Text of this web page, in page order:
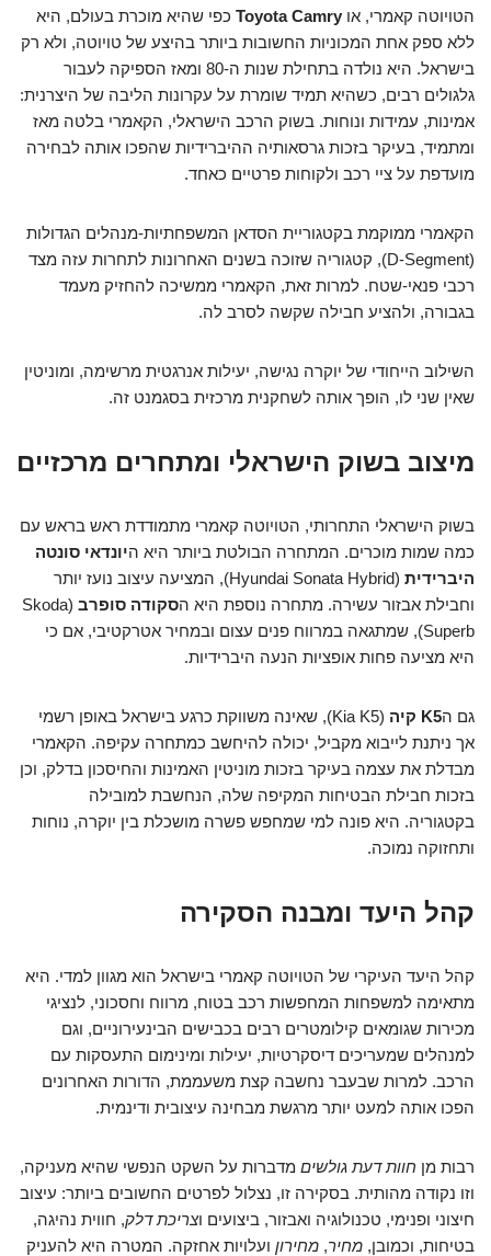
הטויוטה קאמרי, או Toyota Camry כפי שהיא מוכרת בעולם, היא
ללא ספק אחת המכוניות החשובות ביותר בהיצע של טויוטה, ולא רק
בישראל. היא נולדה בתחילת שנות ה-80 ומאז הספיקה לעבור
גלגולים רבים, כשהיא תמיד שומרת על עקרונות הליבה של היצרנית:
אמינות, עמידות ונוחות. בשוק הרכב הישראלי, הקאמרי בלטה מאז
ומתמיד, בעיקר בזכות גרסאותיה ההיברידיות שהפכו אותה לבחירה
מועדפת על ציי רכב ולקוחות פרטיים כאחד.
הקאמרי ממוקמת בקטגוריית הסדאן המשפחתיות-מנהלים הגדולות
(D-Segment), קטגוריה שזוכה בשנים האחרונות לתחרות עזה מצד
רכבי פנאי-שטח. למרות זאת, הקאמרי ממשיכה להחזיק מעמד
בגבורה, ולהציע חבילה שקשה לסרב לה.
השילוב הייחודי של יוקרה נגישה, יעילות אנרגטית מרשימה, ומוניטין
שאין שני לו, הופך אותה לשחקנית מרכזית בסגמנט זה.
מיצוב בשוק הישראלי ומתחרים מרכזיים
בשוק הישראלי התחרותי, הטויוטה קאמרי מתמודדת ראש בראש עם
כמה שמות מוכרים. המתחרה הבולטת ביותר היא היונדאי סונטה
היברידית
(Hyundai Sonata Hybrid), המציעה עיצוב נועז יותר
וחבילת אבזור עשירה. מתחרה נוספת היא הסקודה סופרב (Skoda
Superb), שמתגאה במרווח פנים עצום ובמחיר אטרקטיבי, אם כי
היא מציעה פחות אופציות הנעה היברידיות.
גם הקיה K5
(Kia K5), שאינה משווקת כרגע בישראל באופן רשמי
אך ניתנת לייבוא מקביל, יכולה להיחשב כמתחרה עקיפה. הקאמרי
מבדלת את עצמה בעיקר בזכות מוניטין האמינות והחיסכון בדלק, וכן
בזכות חבילת הבטיחות המקיפה שלה, הנחשבת למובילה
בקטגוריה. היא פונה למי שמחפש פשרה מושכלת בין יוקרה, נוחות
ותחזוקה נמוכה.
קהל היעד ומבנה הסקירה
קהל היעד העיקרי של הטויוטה קאמרי בישראל הוא מגוון למדי. היא
מתאימה למשפחות המחפשות רכב בטוח, מרווח וחסכוני, לנציגי
מכירות שגומאים קילומטרים רבים בכבישים הבינעירוניים, וגם
למנהלים שמעריכים דיסקרטיות, יעילות ומינימום התעסקות עם
הרכב. למרות שבעבר נחשבה קצת משעממת, הדורות האחרונים
הפכו אותה למעט יותר מרגשת מבחינה עיצובית ודינמית.
רבות מן חוות דעת גולשים מדברות על השקט הנפשי שהיא מעניקה,
וזו נקודה מהותית. בסקירה זו, נצלול לפרטים החשובים ביותר: עיצוב
חיצוני ופנימי, טכנולוגיה ואבזור, ביצועים וצריכת דלק, חווית נהיגה,
בטיחות, וכמובן, מחיר, מחירון ועלויות אחזקה. המטרה היא להעניק